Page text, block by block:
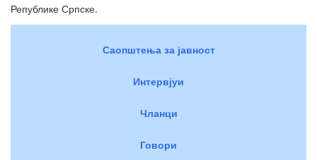
Републике Српске.
Саопштења за јавност
Интервјуи
Чланци
Говори